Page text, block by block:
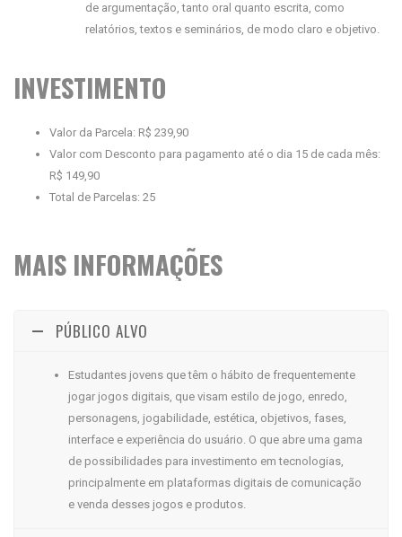
de argumentação, tanto oral quanto escrita, como
relatórios, textos e seminários, de modo claro e objetivo.
INVESTIMENTO
Valor da Parcela: R$ 239,90
Valor com Desconto para pagamento até o dia 15 de cada mês:
R$ 149,90
Total de Parcelas: 25
MAIS INFORMAÇÕES
PÚBLICO ALVO
Estudantes jovens que têm o hábito de frequentemente
jogar jogos digitais, que visam estilo de jogo, enredo,
personagens, jogabilidade, estética, objetivos, fases,
interface e experiência do usuário. O que abre uma gama
de possibilidades para investimento em tecnologias,
principalmente em plataformas digitais de comunicação
e venda desses jogos e produtos.